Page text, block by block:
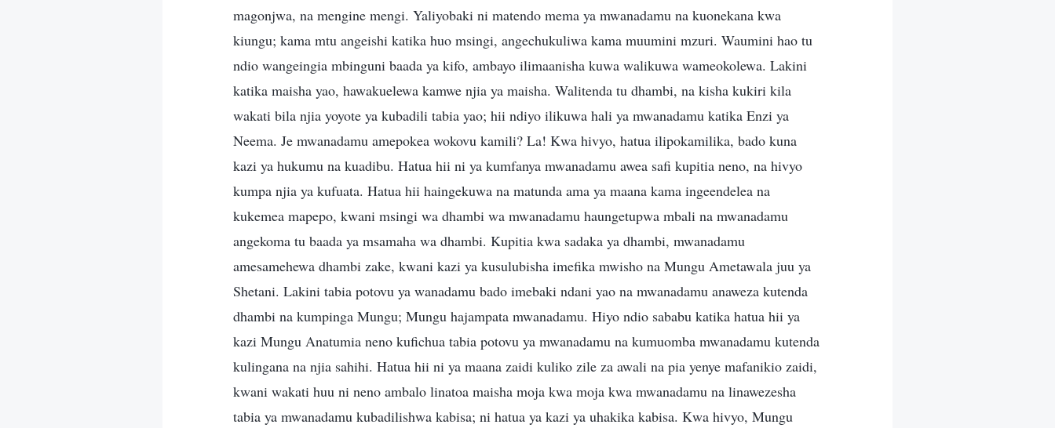
magonjwa, na mengine mengi. Yaliyobaki ni matendo mema ya mwanadamu na kuonekana kwa
kiungu; kama mtu angeishi katika huo msingi, angechukuliwa kama muumini mzuri. Waumini hao tu
ndio wangeingia mbinguni baada ya kifo, ambayo ilimaanisha kuwa walikuwa wameokolewa. Lakini
katika maisha yao, hawakuelewa kamwe njia ya maisha. Walitenda tu dhambi, na kisha kukiri kila
wakati bila njia yoyote ya kubadili tabia yao; hii ndiyo ilikuwa hali ya mwanadamu katika Enzi ya
Neema. Je mwanadamu amepokea wokovu kamili? La! Kwa hivyo, hatua ilipokamilika, bado kuna
kazi ya hukumu na kuadibu. Hatua hii ni ya kumfanya mwanadamu awea safi kupitia neno, na hivyo
kumpa njia ya kufuata. Hatua hii haingekuwa na matunda ama ya maana kama ingeendelea na
kukemea mapepo, kwani msingi wa dhambi wa mwanadamu haungetupwa mbali na mwanadamu
angekoma tu baada ya msamaha wa dhambi. Kupitia kwa sadaka ya dhambi, mwanadamu
amesamehewa dhambi zake, kwani kazi ya kusulubisha imefika mwisho na Mungu Ametawala juu ya
Shetani. Lakini tabia potovu ya wanadamu bado imebaki ndani yao na mwanadamu anaweza kutenda
dhambi na kumpinga Mungu; Mungu hajampata mwanadamu. Hiyo ndio sababu katika hatua hii ya
kazi Mungu Anatumia neno kufichua tabia potovu ya mwanadamu na kumuomba mwanadamu kutenda
kulingana na njia sahihi. Hatua hii ni ya maana zaidi kuliko zile za awali na pia yenye mafanikio zaidi,
kwani wakati huu ni neno ambalo linatoa maisha moja kwa moja kwa mwanadamu na linawezesha
tabia ya mwanadamu kubadilishwa kabisa; ni hatua ya kazi ya uhakika kabisa. Kwa hivyo, Mungu